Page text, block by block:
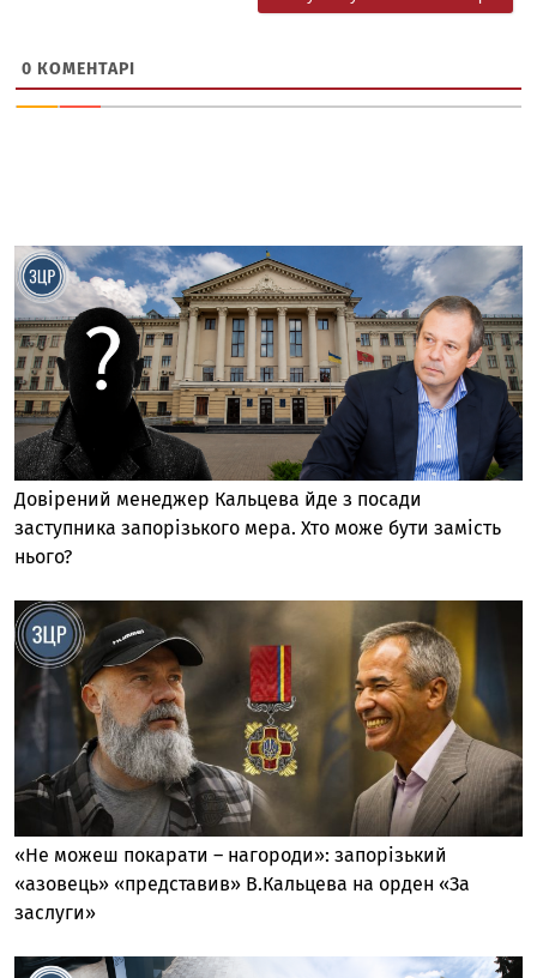
0 КОМЕНТАРІ
Довірений менеджер Кальцева йде з посади
заступника запорізького мера. Хто може бути замість
нього?
«Не можеш покарати – нагороди»: запорізький
«азовець» «представив» В.Кальцева на орден «За
заслуги»